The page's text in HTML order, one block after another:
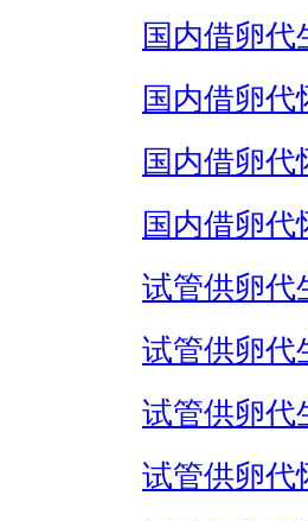
国内借卵代
国内借卵代
国内借卵代
国内借卵代
试管供卵代
试管供卵代
试管供卵代
试管供卵代